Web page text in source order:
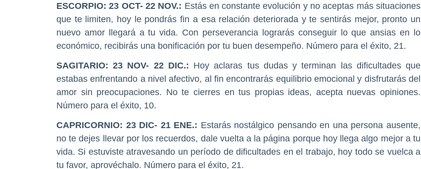
ESCORPIO: 23 OCT- 22 NOV.: Estás en constante evolución y no aceptas más situaciones
que te limiten, hoy le pondrás fin a esa relación deteriorada y te sentirás mejor, pronto un
nuevo amor llegará a tu vida. Con perseverancia lograrás conseguir lo que ansias en lo
económico, recibirás una bonificación por tu buen desempeño. Número para el éxito, 21.
SAGITARIO: 23 NOV- 22 DIC.: Hoy aclaras tus dudas y terminan las dificultades que
estabas enfrentando a nivel afectivo, al fin encontrarás equilibrio emocional y disfrutarás del
amor sin preocupaciones. No te cierres en tus propias ideas, acepta nuevas opiniones.
Número para el éxito, 10.
CAPRICORNIO: 23 DIC- 21 ENE.: Estarás nostálgico pensando en una persona ausente,
no te dejes llevar por los recuerdos, dale vuelta a la página porque hoy llega algo mejor a tu
vida. Si estuviste atravesando un período de dificultades en el trabajo, hoy todo se vuelca a
tu favor, aprovéchalo. Número para el éxito, 21.